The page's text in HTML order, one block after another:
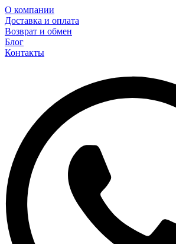
О компании
Доставка и оплата
Возврат и обмен
Блог
Контакты